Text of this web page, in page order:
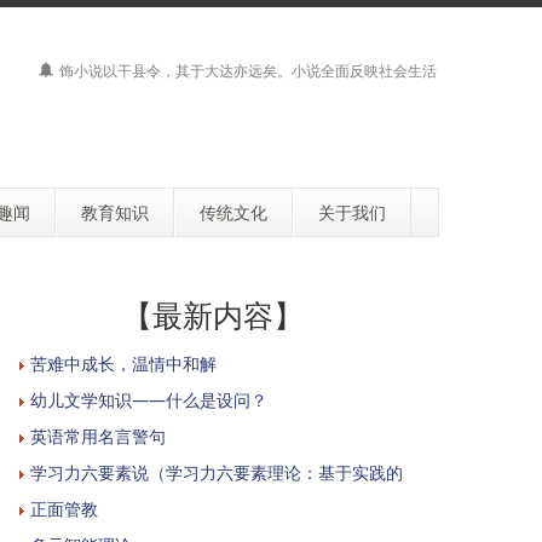
饰小说以干县令，其于大达亦远矣。小说全面反映社会生活
闻 教育知识 传统文化 关于我们
【最新内容】
苦难中成长，温情中和解
幼儿文学知识——什么是设问？
英语常用名言警句
学习力六要素说（学习力六要素理论：基于实践的
正面管教